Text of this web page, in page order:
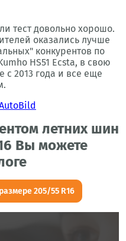
тест довольно хорошо.
оказались лучше
конкурентов по
HS51 Ecsta, в свою
2013 года и все еще
летних шин
Вы можете
205/55 R16